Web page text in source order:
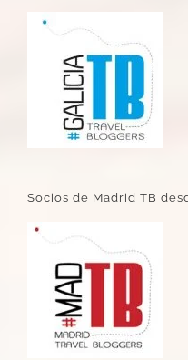
Socios de Madrid TB